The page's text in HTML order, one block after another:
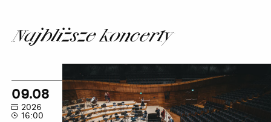
Najbliższe koncerty
zwiedzanie
zakamarków
NOSPR
09.08
2026
16:00